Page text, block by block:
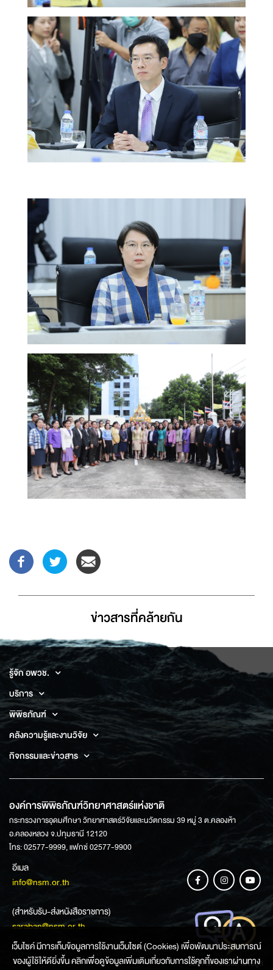
ข่าวสารที่่คล้ายกัน
รู้จัก อพวช.
บริการ
พิพิธภัณฑ์
คลังความรู้และงานวิจัย
กิจกรรมและข่าวสาร
องค์การพิพิธภัณฑ์วิทยาศาสตร์แห่งชาติ
กระทรวงการอุดมศึกษา วิทยาศาสตร์วิจัยและนวัตกรรม 39 หมู่ 3 ต.คลองห้า
อ.คลองหลวง จ.ปทุมธานี 12120
โทร: 02577-9999, แฟกซ์ 02577-9900
อีเมล
info@nsm.or.th
(สำหรับรับ-ส่งหนังสือราชการ)
saraban@nsm.or.th
ช่องทางการสอบถามข้อมูล
เว็บไซค์ มีการเก็บข้อมูลการใช้งานเว็บไซต์ (Cookies) เพื่อพัฒนาประสบการณ์
ของผู้ใช้ให้ดียิ่งขึ้น คลิกเพื่อดูข้อมูลเพิ่มเติมเกี่ยวกับการใช้คุกกี้ของเราผ่านทาง